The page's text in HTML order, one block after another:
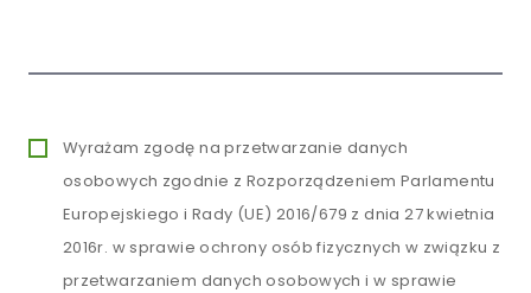
Wyrażam zgodę na przetwarzanie danych
osobowych zgodnie z Rozporządzeniem Parlamentu
Europejskiego i Rady (UE) 2016/679 z dnia 27 kwietnia
2016r. w sprawie ochrony osób fizycznych w związku z
przetwarzaniem danych osobowych i w sprawie